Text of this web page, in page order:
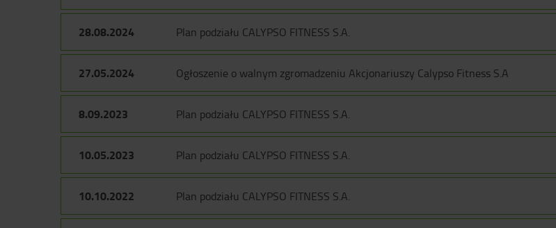
28.08.2024 Plan podziału CALYPSO FITNESS S.A.
27.05.2024 Ogłoszenie o walnym zgromadzeniu Akcjonariuszy Calypso Fitness S.A
8.09.2023 Plan podziału CALYPSO FITNESS S.A.
10.05.2023 Plan podziału CALYPSO FITNESS S.A.
10.10.2022 Plan podziału CALYPSO FITNESS S.A.